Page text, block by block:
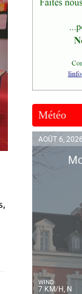
Météo
AOÛT 6,
WIND
7 KM/H, N